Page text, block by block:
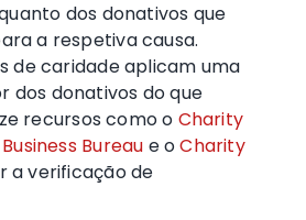
dos donativos que
a respetiva causa.
de caridade aplicam uma
dos donativos do que
recursos como o Charity
Bureau e oCharity
a verificação de